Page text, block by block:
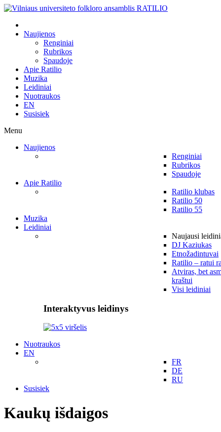
Naujienos
Renginiai
Rubrikos
Spaudoje
Apie Ratilio
Muzika
Leidiniai
Nuotraukos
EN
Susisiek
Menu
Naujienos
Renginiai
Rubrikos
Spaudoje
Apie Ratilio
Ratilio klubas
Ratilio 50
Ratilio 55
Muzika
Leidiniai
Naujausi
DJ Kaziukas
Etnožadintuvai
Ratilio – ratui
Atviras, bet
kraštui
Visi leidiniai
Interaktyvus leidinys
Nuotraukos
EN
FR
DE
RU
Susisiek
Kaukų išdaigos